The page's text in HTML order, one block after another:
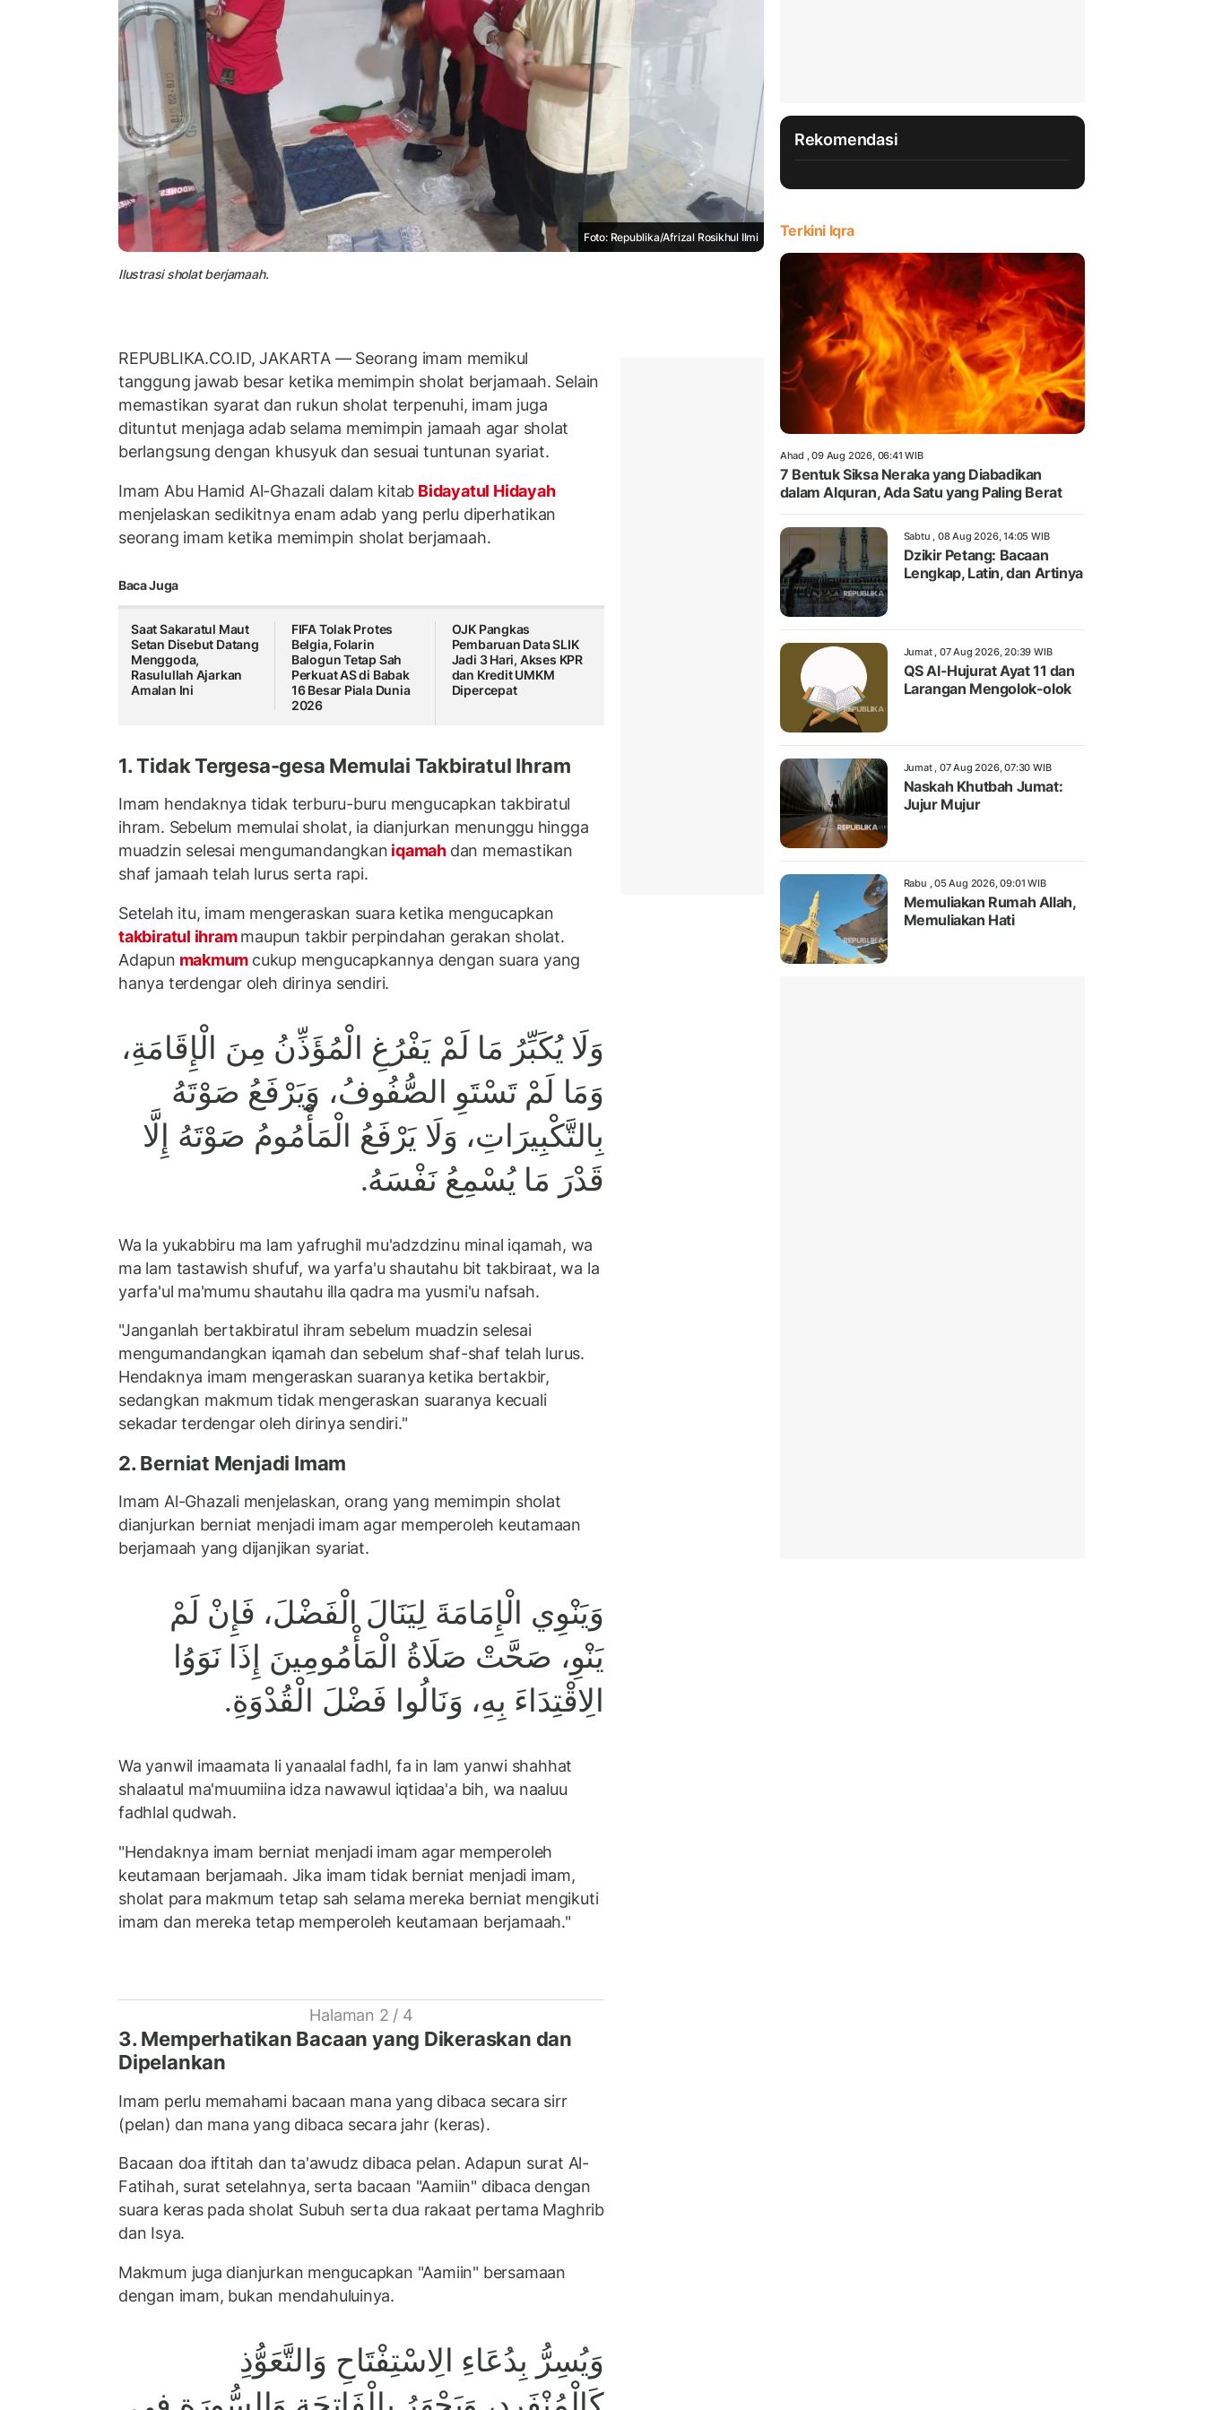
Foto: Republika/Afrizal Rosikhul Ilmi
Ilustrasi sholat berjamaah.
REPUBLIKA.CO.ID, JAKARTA — Seorang imam memikul
tanggung jawab besar ketika memimpin sholat berjamaah. Selain
memastikan syarat dan rukun sholat terpenuhi, imam juga
dituntut menjaga adab selama memimpin jamaah agar sholat
berlangsung dengan khusyuk dan sesuai tuntunan syariat.
Imam Abu Hamid Al-Ghazali dalam kitab Bidayatul Hidayah
menjelaskan sedikitnya enam adab yang perlu diperhatikan
seorang imam ketika memimpin sholat berjamaah.
Baca Juga
Saat Sakaratul Maut
Setan Disebut Datang
Menggoda,
Rasulullah Ajarkan
Amalan Ini
FIFA Tolak Protes
Belgia, Folarin
Balogun Tetap Sah
Perkuat AS di Babak
16 Besar Piala Dunia
2026
OJK Pangkas
Pembaruan Data SLIK
Jadi 3 Hari, Akses KPR
dan Kredit UMKM
Dipercepat
1. Tidak Tergesa-gesa Memulai Takbiratul Ihram
Imam hendaknya tidak terburu-buru mengucapkan takbiratul
ihram. Sebelum memulai sholat, ia dianjurkan menunggu hingga
muadzin selesai mengumandangkan iqamah dan memastikan
shaf jamaah telah lurus serta rapi.
Setelah itu, imam mengeraskan suara ketika mengucapkan
takbiratul ihrammaupun takbir perpindahan gerakan sholat.
Adapun makmum cukup mengucapkannya dengan suara yang
hanya terdengar oleh dirinya sendiri.
وَلَا يُكَبِّرُ مَا لَمْ يَفْرُغِ الْمُؤَذِّنُ مِنَ الْإِقَامَةِ،
وَمَا لَمْ تَسْتَوِ الصُّفُوفُ، وَيَرْفَعُ صَوْتَهُ
بِالتَّكْبِيرَاتِ، وَلَا يَرْفَعُ الْمَأْمُومُ صَوْتَهُ إِلَّا
قَدْرَ مَا يُسْمِعُ نَفْسَهُ.
Wa la yukabbiru ma lam yafrughil mu'adzdzinu minal iqamah, wa
ma lam tastawish shufuf, wa yarfa'u shautahu bit takbiraat, wa la
yarfa'ul ma'mumu shautahu illa qadra ma yusmi'u nafsah.
"Janganlah bertakbiratul ihram sebelum muadzin selesai
mengumandangkan iqamah dan sebelum shaf-shaf telah lurus.
Hendaknya imam mengeraskan suaranya ketika bertakbir,
sedangkan makmum tidak mengeraskan suaranya kecuali
sekadar terdengar oleh dirinya sendiri."
2. Berniat Menjadi Imam
Imam Al-Ghazali menjelaskan, orang yang memimpin sholat
dianjurkan berniat menjadi imam agar memperoleh keutamaan
berjamaah yang dijanjikan syariat.
وَيَنْوِي الْإِمَامَةَ لِيَنَالَ الْفَضْلَ، فَإِنْ لَمْ
يَنْوِ، صَحَّتْ صَلَاةُ الْمَأْمُومِينَ إِذَا نَوَوُا
الِاقْتِدَاءَ بِهِ، وَنَالُوا فَضْلَ الْقُدْوَةِ.
Wa yanwil imaamata li yanaalal fadhl, fa in lam yanwi shahhat
shalaatul ma'muumiina idza nawawul iqtidaa'a bih, wa naaluu
fadhlal qudwah.
"Hendaknya imam berniat menjadi imam agar memperoleh
keutamaan berjamaah. Jika imam tidak berniat menjadi imam,
sholat para makmum tetap sah selama mereka berniat mengikuti
imam dan mereka tetap memperoleh keutamaan berjamaah."
Halaman 2 / 4
3. Memperhatikan Bacaan yang Dikeraskan dan
Dipelankan
Imam perlu memahami bacaan mana yang dibaca secara sirr
(pelan) dan mana yang dibaca secara jahr (keras).
Bacaan doa iftitah dan ta'awudz dibaca pelan. Adapun surat Al-
Fatihah, surat setelahnya, serta bacaan "Aamiin" dibaca dengan
suara keras pada sholat Subuh serta dua rakaat pertama Maghrib
dan Isya.
Makmum juga dianjurkan mengucapkan "Aamiin" bersamaan
dengan imam, bukan mendahuluinya.
وَيُسِرُّ بِدُعَاءِ الِاسْتِفْتَاحِ وَالتَّعَوُّذِ
Rekomendasi
Terkini Iqra
Ahad , 09 Aug 2026, 06:41 WIB
7 Bentuk Siksa Neraka yang Diabadikan
dalam Alquran, Ada Satu yang Paling Berat
Sabtu , 08 Aug 2026, 14:05 WIB
Dzikir Petang: Bacaan
Lengkap, Latin, dan Artinya
Jumat , 07 Aug 2026, 20:39 WIB
QS Al-Hujurat Ayat 11 dan
Larangan Mengolok-olok
Jumat , 07 Aug 2026, 07:30 WIB
Naskah Khutbah Jumat:
Jujur Mujur
Rabu , 05 Aug 2026, 09:01 WIB
Memuliakan Rumah Allah,
Memuliakan Hati